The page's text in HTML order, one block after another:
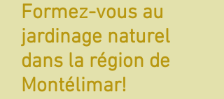
Formez-vous au
jardinage naturel
dans la région de
Montélimar!